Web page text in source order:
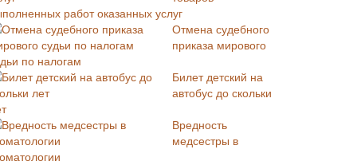
работ оказанных услуг
Отмена судебного
приказа мирового
по налогам
Билет детский на
автобус до скольки
Вредность
медсестры в